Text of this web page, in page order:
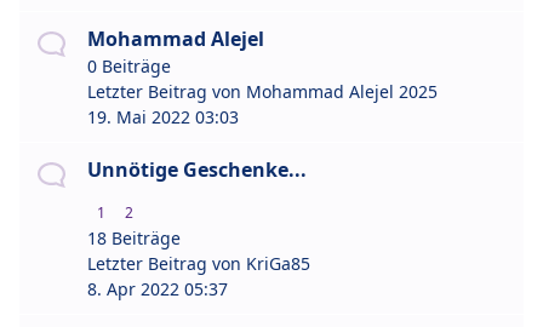
Mohammad Alejel
0 Beiträge
Letzter Beitrag von Mohammad Alejel 2025
19. Mai 2022 03:03
Unnötige Geschenke...
1 2
18 Beiträge
Letzter Beitrag von KriGa85
8. Apr 2022 05:37